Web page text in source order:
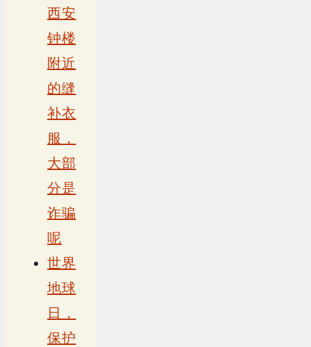
西安
钟楼
附近
的缝
补衣
服，
大部
分是
诈骗
呢
世界
地球
日，
保护